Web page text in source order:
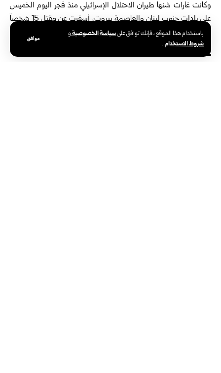
باستخدام هذا الموقع ، فإنك توافق علىسياسة الخصوصيةو
شروط الاستخدام.
موافق
وكانت غارات شنها طيران الاحتلال الإسرائيلي منذ فجر اليوم الخميس
على بلدات جنوب لبنان والعاصمة بيروت، أسفرت عن مقتل 15 شخصاً
فضلاً عن سقوط عشرات الإصابات.